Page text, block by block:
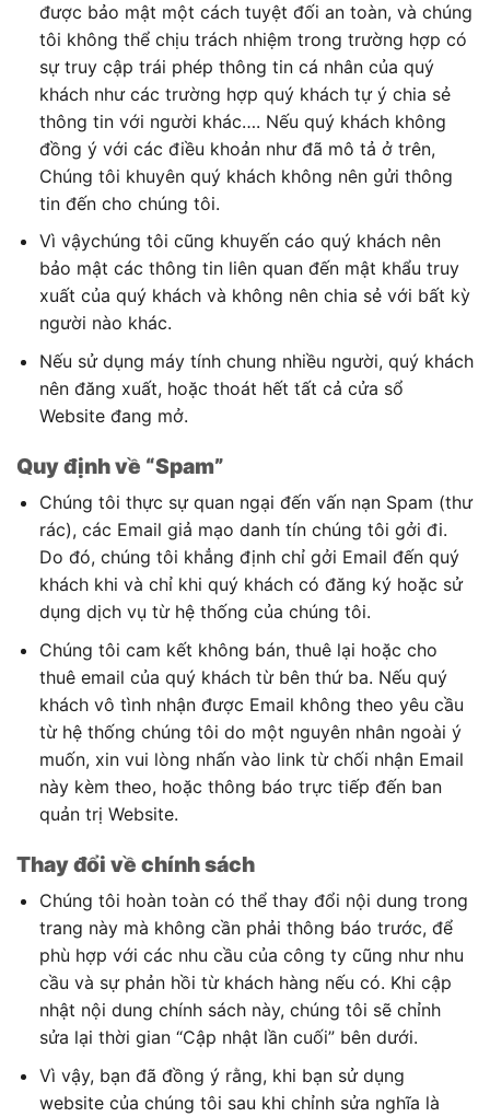
được bảo mật một cách tuyệt đối an toàn, và chúng
tôi không thể chịu trách nhiệm trong trường hợp có
sự truy cập trái phép thông tin cá nhân của quý
khách như các trường hợp quý khách tự ý chia sẻ
thông tin với người khác…. Nếu quý khách không
đồng ý với các điều khoản như đã mô tả ở trên,
Chúng tôi khuyên quý khách không nên gửi thông
tin đến cho chúng tôi.
Vì vậychúng tôi cũng khuyến cáo quý khách nên
bảo mật các thông tin liên quan đến mật khẩu truy
xuất của quý khách và không nên chia sẻ với bất kỳ
người nào khác.
Nếu sử dụng máy tính chung nhiều người, quý khách
nên đăng xuất, hoặc thoát hết tất cả cửa sổ
Website đang mở.
Quy định về “Spam”
Chúng tôi thực sự quan ngại đến vấn nạn Spam (thư
rác), các Email giả mạo danh tín chúng tôi gởi đi.
Do đó, chúng tôi khẳng định chỉ gởi Email đến quý
khách khi và chỉ khi quý khách có đăng ký hoặc sử
dụng dịch vụ từ hệ thống của chúng tôi.
Chúng tôi cam kết không bán, thuê lại hoặc cho
thuê email của quý khách từ bên thứ ba. Nếu quý
khách vô tình nhận được Email không theo yêu cầu
từ hệ thống chúng tôi do một nguyên nhân ngoài ý
muốn, xin vui lòng nhấn vào link từ chối nhận Email
này kèm theo, hoặc thông báo trực tiếp đến ban
quản trị Website.
Thay đổi về chính sách
Chúng tôi hoàn toàn có thể thay đổi nội dung trong
trang này mà không cần phải thông báo trước, để
phù hợp với các nhu cầu của công ty cũng như nhu
cầu và sự phản hồi từ khách hàng nếu có. Khi cập
nhật nội dung chính sách này, chúng tôi sẽ chỉnh
sửa lại thời gian “Cập nhật lần cuối” bên dưới.
Vì vậy, bạn đã đồng ý rằng, khi bạn sử dụng
website của chúng tôi sau khi chỉnh sửa nghĩa là